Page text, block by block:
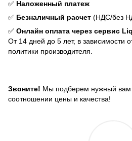
✅ Наложенный платеж
✅ Безналичный расчет (НДС/без
✅ Онлайн оплата через сервис
От 14 дней до 5 лет, в зависимости
политики производителя.
Звоните! Мы подберем нужный вам
соотношении цены и качества!